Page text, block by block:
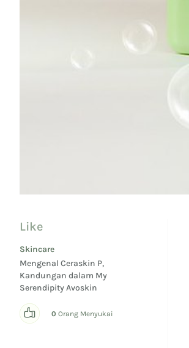
Like
Skincare
Mengenal Ceraskin P,
Kandungan dalam My
Serendipity Avoskin
0 Orang Menyukai